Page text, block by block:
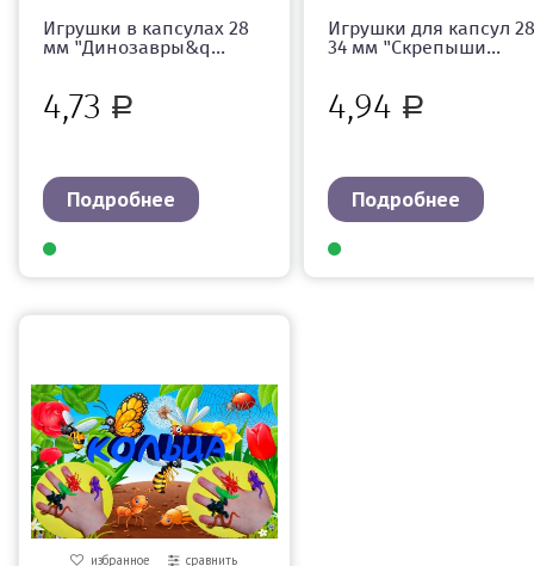
Игрушки в капсулах 28
мм "Динозавры&q...
4,73 Р
Подробнее
Игрушки для капсул
34 мм "Скрепыши...
4,94 Р
Подробнее
избранное сравнить